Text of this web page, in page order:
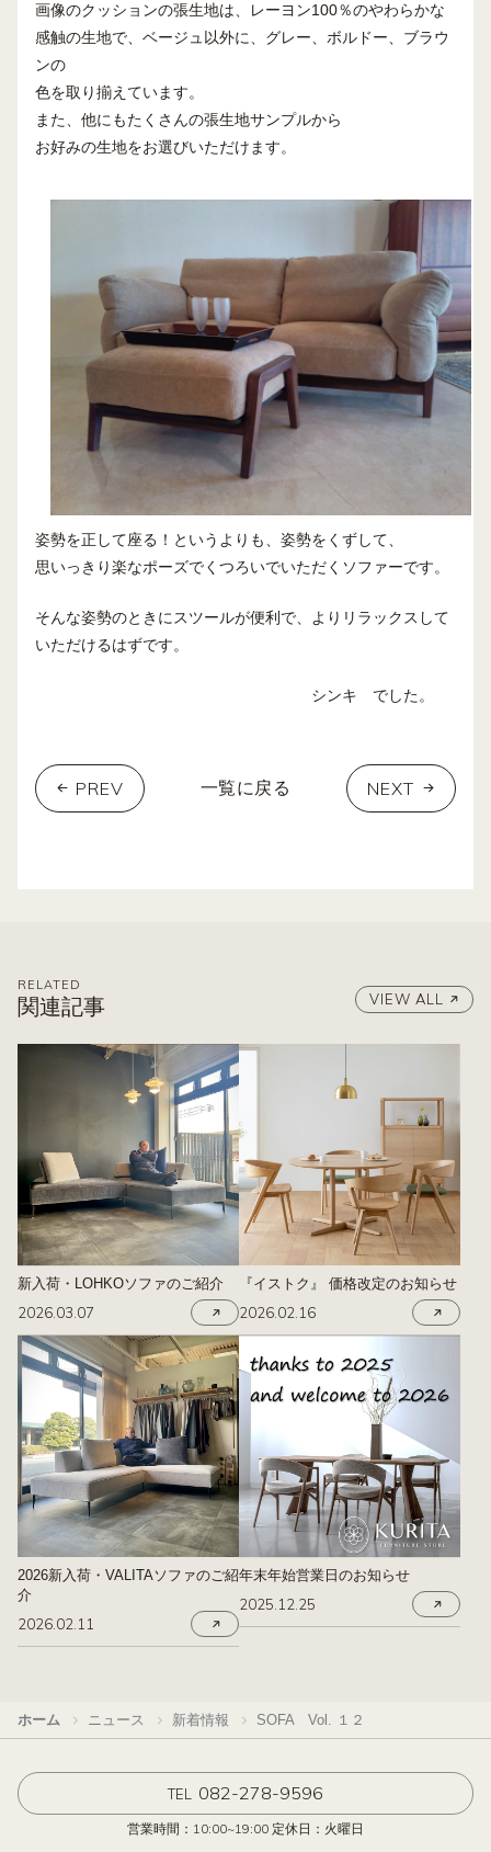
画像のクッションの張生地は、レーヨン100％のやわらかな
感触の生地で、ベージュ以外に、グレー、ボルドー、ブラウ
ンの
色を取り揃えています。
また、他にもたくさんの張生地サンプルから
お好みの生地をお選びいただけます。
姿勢を正して座る！というよりも、姿勢をくずして、
思いっきり楽なポーズでくつろいでいただくソファーです。
そんな姿勢のときにスツールが便利で、よりリラックスして
いただけるはずです。
シンキ でした。
PREV 一覧に戻る NEXT
RELATED
関連記事 VIEW ALL
新入荷・LOHKOソファのご紹介
2026.03.07
『イストク』 価格改定のお知らせ
2026.02.16
2026新入荷・VALITAソファのご紹
介
2026.02.11
年末年始営業日のお知らせ
2025.12.25
ホーム ニュース 新着情報 SOFA Vol. １２
TEL 082-278-9596
営業時間：10:00~19:00 定休日：火曜日